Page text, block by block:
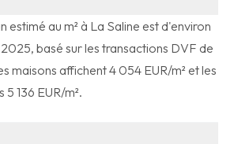
estimé au m² à La Saline est d'environ
2025, basé sur les transactions DVF de
maisons affichent 4 054 EUR/m² et les
136 EUR/m².